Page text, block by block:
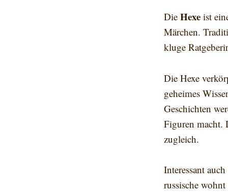
Die Hexe ist
Märchen.
kluge
Die Hexe
geheimes
Geschichten
Figuren macht.
zugleich.
Interessant
russische